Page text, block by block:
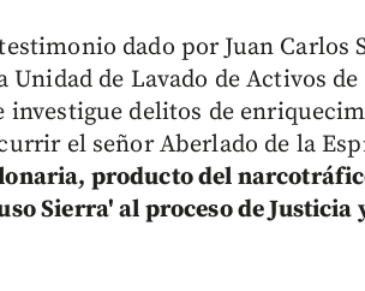
dado por Juan Carlos
Unidad de Lavado de Activos
investigue delitos de
el señor Aberlado de la
producto del
Sierra' al proceso de Justicia